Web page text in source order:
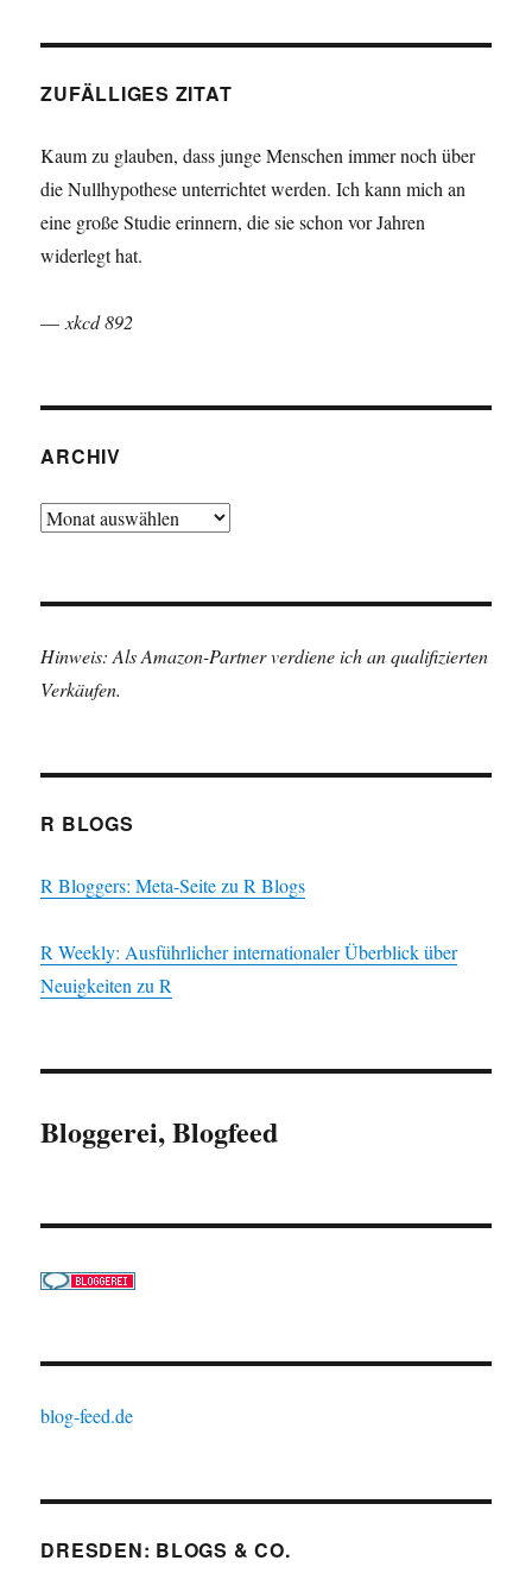
ZUFÄLLIGES ZITAT
Kaum zu glauben, dass junge Menschen immer noch über
die Nullhypothese unterrichtet werden. Ich kann mich an
eine große Studie erinnern, die sie schon vor Jahren
widerlegt hat.
— xkcd 892
ARCHIV
Archiv
Hinweis: Als Amazon-Partner verdiene ich an qualifizierten
Verkäufen.
R BLOGS
R Bloggers: Meta-Seite zu R Blogs
R Weekly: Ausführlicher internationaler Überblick über
Neuigkeiten zu R
Bloggerei, Blogfeed
blog-feed.de
DRESDEN: BLOGS & CO.